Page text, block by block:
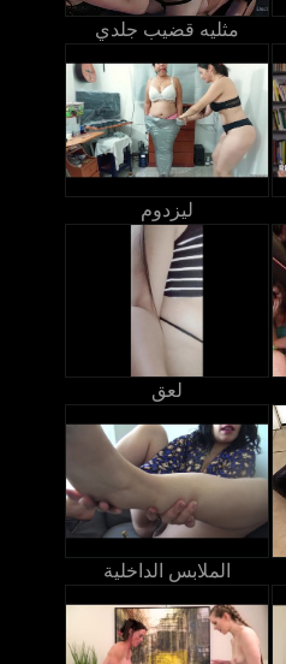
مثليه قضيب جلدي
ليزدوم
لعق
الملابس الداخلية